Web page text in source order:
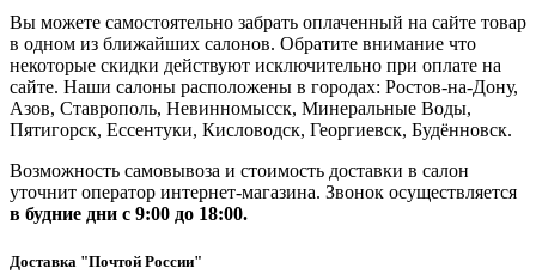
Вы можете самостоятельно забрать оплаченный на сайте товар
в одном из ближайших салонов. Обратите внимание что
некоторые скидки действуют исключительно при оплате на
сайте. Наши салоны расположены в городах: Ростов-на-Дону,
Азов, Ставрополь, Невинномысск, Минеральные Воды,
Пятигорск, Ессентуки, Кисловодск, Георгиевск, Будённовск.
Возможность самовывоза и стоимость доставки в салон
уточнит оператор интернет-магазина. Звонок осуществляется
в будние дни с 9:00 до 18:00.
Доставка "Почтой России"